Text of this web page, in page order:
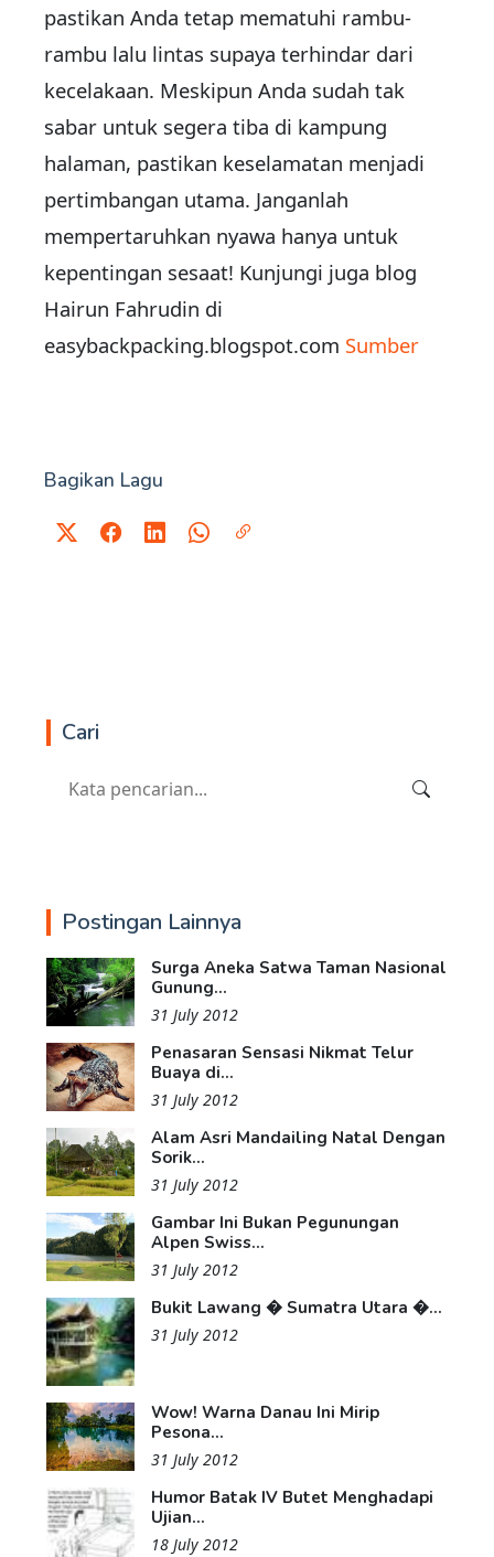
pastikan Anda tetap mematuhi rambu-
rambu lalu lintas supaya terhindar dari
kecelakaan. Meskipun Anda sudah tak
sabar untuk segera tiba di kampung
halaman, pastikan keselamatan menjadi
pertimbangan utama. Janganlah
mempertaruhkan nyawa hanya untuk
kepentingan sesaat! Kunjungi juga blog
Hairun Fahrudin di
easybackpacking.blogspot.com Sumber
Bagikan Lagu
Cari
Postingan Lainnya
Surga Aneka Satwa Taman Nasional
Gunung...
31 July 2012
Penasaran Sensasi Nikmat Telur
Buaya di...
31 July 2012
Alam Asri Mandailing Natal Dengan
Sorik...
31 July 2012
Gambar Ini Bukan Pegunungan
Alpen Swiss...
31 July 2012
Bukit Lawang � Sumatra Utara �...
31 July 2012
Wow! Warna Danau Ini Mirip
Pesona...
31 July 2012
Humor Batak IV Butet Menghadapi
Ujian...
18 July 2012